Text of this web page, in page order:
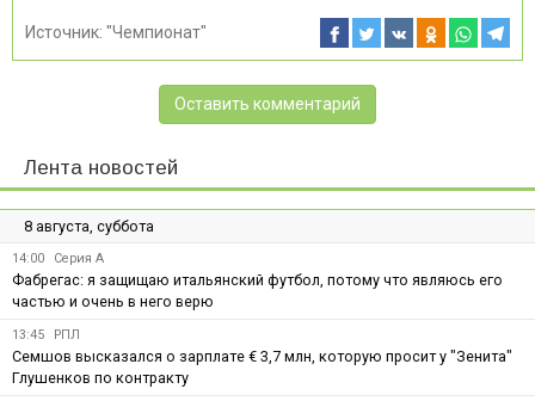
Источник: "Чемпионат"
Оставить комментарий
Лента новостей
8 августа, суббота
14:00 Серия А
Фабрегас: я защищаю итальянский футбол, потому что являюсь его
частью и очень в него верю
13:45 РПЛ
Семшов высказался о зарплате € 3,7 млн, которую просит у "Зенита"
Глушенков по контракту